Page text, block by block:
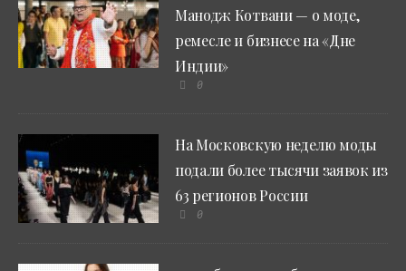
Манодж Котвани — о моде,
ремесле и бизнесе на «Дне
Индии»
0
На Московскую неделю моды
подали более тысячи заявок из
63 регионов России
0